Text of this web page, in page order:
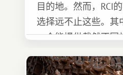
目的地。然而，RCI
选择远不止这些。
一个能提供截然不同